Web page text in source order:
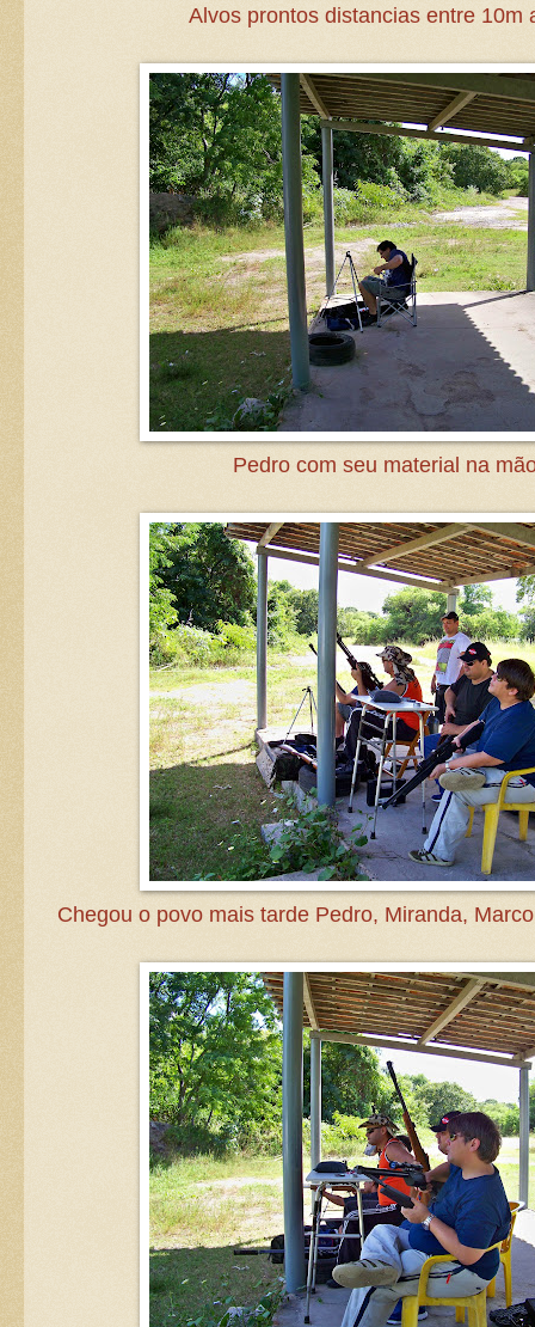
Alvos prontos distancias entre 10m
Pedro com seu material na
Chegou o povo mais tarde Pedro, Miranda,